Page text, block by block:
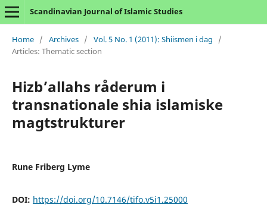
Scandinavian Journal of Islamic Studies
Home / Archives / Vol. 5 No. 1 (2011): Shiismen i dag
/
Articles: Thematic section
Hizb’allahs råderum i
transnationale shia islamiske
magtstrukturer
Rune Friberg Lyme
DOI: https://doi.org/10.7146/tifo.v5i1.25000